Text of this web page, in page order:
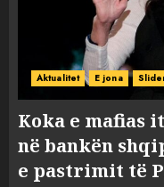
Aktualitet E jona
Koka e mafias
në bankën
e pastrimit të